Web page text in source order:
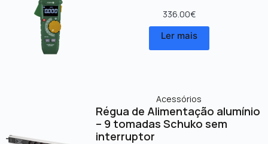
336.00€
Ler mais
Acessórios
Régua de Alimentação alumínio
– 9 tomadas Schuko sem
interruptor